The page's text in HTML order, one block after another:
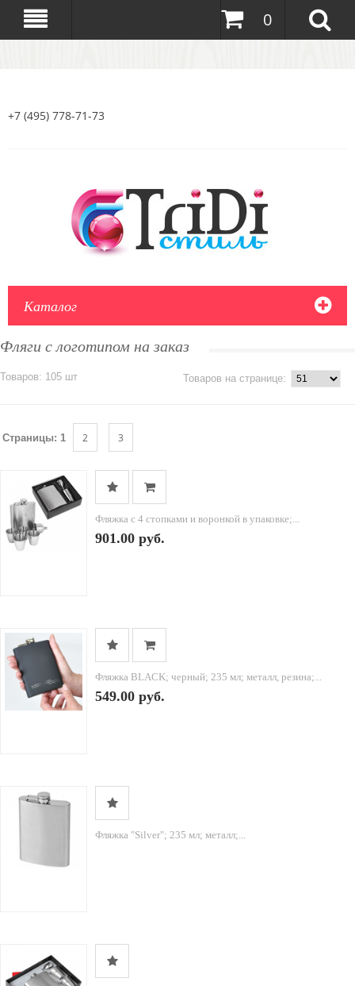
0
+7 (495) 778-71-73
Каталог
Фляги с логотипом на заказ
Товаров: 105 шт Товаров на странице:
Страницы: 1 2 3
Фляжка с 4 стопками и воронкой в упаковке;...
901.00 руб.
Фляжка BLACK; черный; 235 мл; металл, резина;...
549.00 руб.
Фляжка "Silver"; 235 мл; металл;...